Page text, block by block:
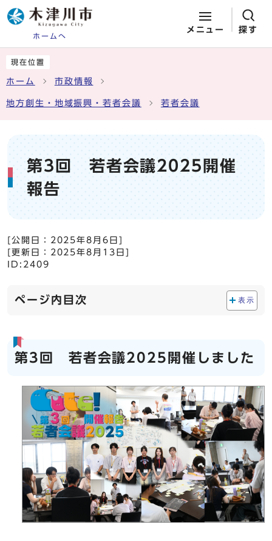
ホームへ
メニュー 探す
現在位置
ホーム 市政情報
地方創生・地域振興・若者会議 若者会議
第3回 若者会議2025開催
報告
[公開日： 2025年8月6日
[更新日： 2025年8月13日
ID:2409
ページ内目次 表示
第3回 若者会議2025開催しました